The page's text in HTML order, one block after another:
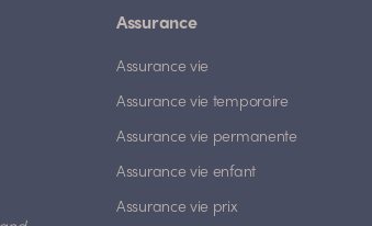
Assurance
Assurance vie
Assurance vie temporaire
Assurance vie permanente
Assurance vie enfant
Assurance vie prix